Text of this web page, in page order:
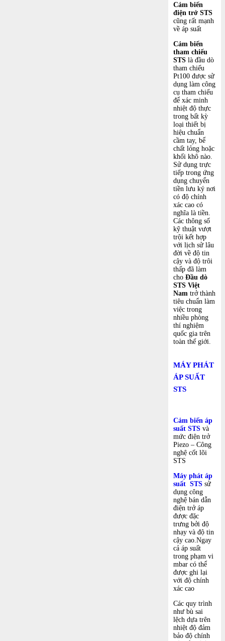
Cảm biến
điện trở STS
cũng rất mạnh
về áp suất
Cảm biến
tham chiếu
STS là đầu dò
tham chiếu
Pt100 được sử
dụng làm công
cụ tham chiếu
để xác minh
nhiệt độ thực
trong bất kỳ
loại thiết bị
hiệu chuẩn
cầm tay, bể
chất lỏng hoặc
khối khô nào.
Sử dụng trực
tiếp trong ứng
dụng chuyển
tiền lưu ký nơi
có độ chính
xác cao có
nghĩa là tiền.
Các thông số
kỹ thuật vượt
trội kết hợp
với lịch sử lâu
đời về độ tin
cậy và độ trôi
thấp đã làm
cho Đầu dò
STS Việt
Nam trở thành
tiêu chuẩn làm
việc trong
nhiều phòng
thí nghiệm
quốc gia trên
toàn thế giới.
MÁY PHÁT
ÁP SUẤT
STS
Cảm biến áp
suất STS và
mức điện trở
Piezo – Công
nghệ cốt lõi
STS
Máy phát áp
suất STS sử
dụng công
nghệ bán dẫn
điện trở áp
được đặc
trưng bởi độ
nhạy và độ tin
cậy cao.Ngay
cả áp suất
trong phạm vi
mbar có thể
được ghi lại
với độ chính
xác cao
Các quy trình
như bù sai
lệch dựa trên
nhiệt độ đảm
bảo độ chính